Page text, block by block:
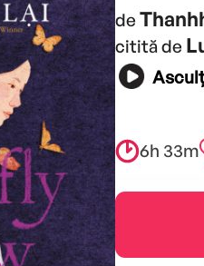
de
citită de
6h 33m